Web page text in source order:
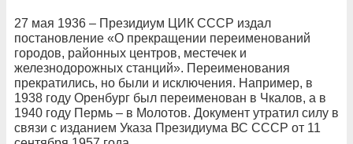
27 мая 1936 – Президиум ЦИК СССР издал
постановление «О прекращении переименований
городов, районных центров, местечек и
железнодорожных станций». Переименования
прекратились, но были и исключения. Например, в
1938 году Оренбург был переименован в Чкалов, а в
1940 году Пермь – в Молотов. Документ утратил силу в
связи с изданием Указа Президиума ВС СССР от 11